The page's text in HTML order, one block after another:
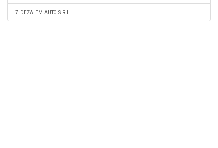
7. DEZALEM AUTO S.R.L.